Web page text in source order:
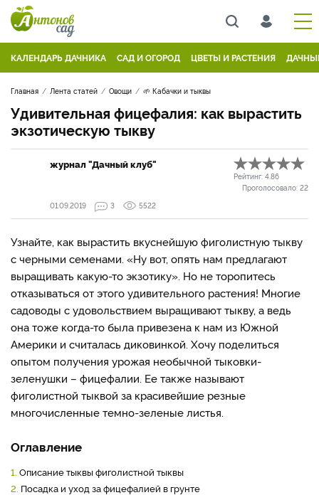
КАЛЕНДАРЬ ДАЧНИКА САД И ОГОРОД ЦВЕТЫ И РАСТЕНИЯ
Главная Лента статей Овощи 🌱 Кабачки и тыквы
Удивительная фицефалия: как вырастить
экзотическую тыкву
журнал "Дачный клуб"
Рейтинг: 4.86
Проголосовало: 22
01.09.2019
3 5522
Узнайте, как вырастить вкуснейшую фиголистную тыкву
с черными семенами. «Ну вот, опять нам предлагают
выращивать какую-то экзотику». Но не торопитесь
отказываться от этого удивительного растения! Многие
садоводы с удовольствием выращивают тыкву, а ведь
она тоже когда-то была привезена к нам из Южной
Америки и считалась диковинкой. Хочу поделиться
опытом получения урожая необычной тыковки-
зеленушки – фицефалии. Ее также называют
фиголистной тыквой за красивейшие резные
многочисленные темно-зеленые листья.
Оглавление
1. Описание тыквы фиголистной тыквы
2. Посадка и уход за фицефалией в грунте